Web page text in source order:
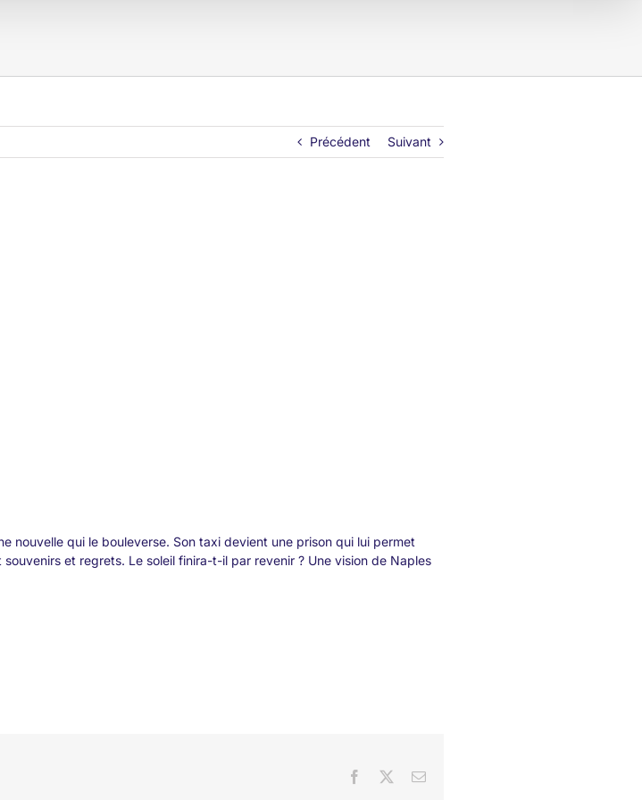
Précédent Suivant
nouvelle qui le bouleverse. Son taxi devient une prison qui lui permet
et regrets. Le soleil finira-t-il par revenir ? Une vision de Naples
Facebook Email